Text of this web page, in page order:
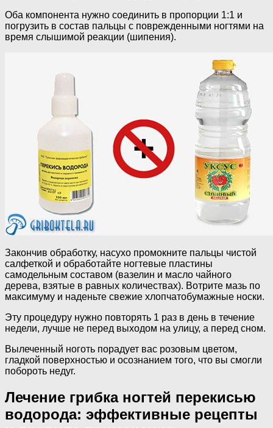
Оба компонента нужно соединить в пропорции 1:1 и
погрузить в состав пальцы с поврежденными ногтями на
время слышимой реакции (шипения).
Закончив обработку, насухо промокните пальцы чистой
салфеткой и обработайте ногтевые пластины
самодельным составом (вазелин и масло чайного
дерева, взятые в равных количествах). Вотрите мазь по
максимуму и наденьте свежие хлопчатобумажные носки.
Эту процедуру нужно повторять 1 раз в день в течение
недели, лучше не перед выходом на улицу, а перед сном.
Вылеченный ноготь порадует вас розовым цветом,
гладкой поверхностью и осознанием того, что вы смогли
побороть недуг.
Лечение грибка ногтей перекисью
водорода: эффективные рецепты